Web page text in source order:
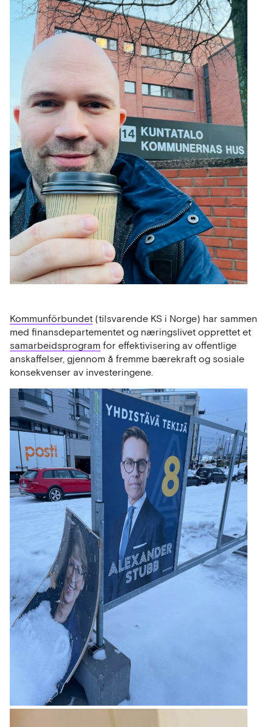
Kommunförbundet (tilsvarende KS i Norge) har sammen
med finansdepartementet og næringslivet opprettet et
samarbeidsprogram for effektivisering av offentlige
anskaffelser, gjennom å fremme bærekraft og sosiale
konsekvenser av investeringene.